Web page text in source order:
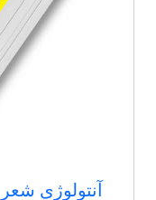
آنتولوژی